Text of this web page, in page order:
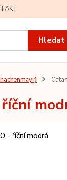
Hledat